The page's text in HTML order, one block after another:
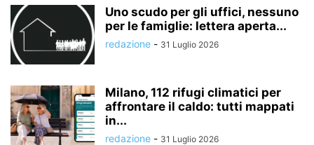
Uno scudo per gli uffici, nessuno
per le famiglie: lettera aperta...
redazione - 31 Luglio 2026
Milano, 112 rifugi climatici per
affrontare il caldo: tutti mappati
in...
redazione - 31 Luglio 2026